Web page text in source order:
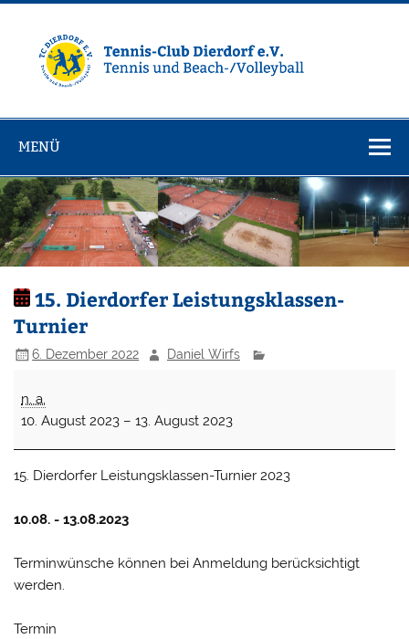
Zum
Dierdorf e.V.
MENÜ
15. Dierdorfer Leistungsklassen-
Turnier
6. Dezember 2022 Daniel Wirfs
Dierdorfer
Leistungsklassen-
Turnier
n. a.
10. August 2023 –13. August 2023
15. Dierdorfer Leistungsklassen-Turnier 2023
10.08. - 13.08.2023
Terminwünsche können bei Anmeldung berücksichtigt
werden.
Termin